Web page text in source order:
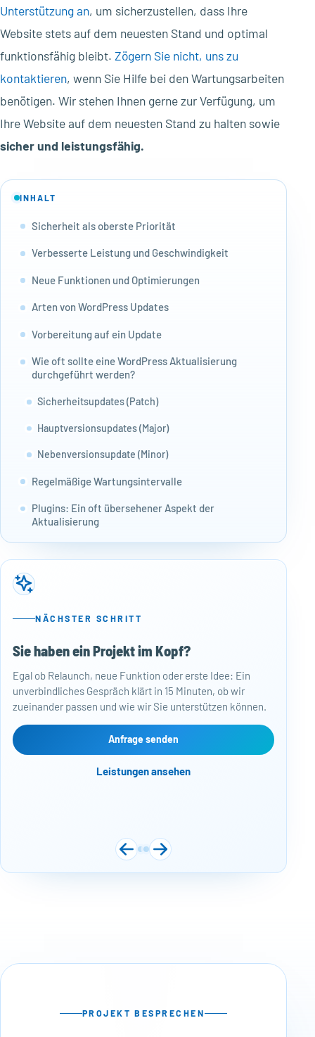
Unterstützung an, um sicherzustellen, dass Ihre
Website stets auf dem neuesten Stand und optimal
funktionsfähig bleibt. Zögern Sie nicht, uns zu
kontaktieren, wenn Sie Hilfe bei den Wartungsarbeiten
benötigen. Wir stehen Ihnen gerne zur Verfügung, um
Ihre Website auf dem neuesten Stand zu halten sowie
sicher und leistungsfähig.
INHALT
Sicherheit als oberste Priorität
Verbesserte Leistung und Geschwindigkeit
Neue Funktionen und Optimierungen
Arten von WordPress Updates
Vorbereitung auf ein Update
Wie oft sollte eine WordPress Aktualisierung
durchgeführt werden?
Sicherheitsupdates (Patch)
Hauptversionsupdates (Major)
Nebenversionsupdate (Minor)
Regelmäßige Wartungsintervalle
Plugins: Ein oft übersehener Aspekt der
Aktualisierung
Häufigkeit von Plugin-Updates
Wartung
Warum Theme-Updates wichtig sind
Häufigkeit von Theme-Updates
NÄCHSTER SCHRITT
Sie haben ein Projekt im Kopf?
Egal ob Relaunch, neue Funktion oder erste Idee: Ein
unverbindliches Gespräch klärt in 15 Minuten, ob wir
zueinander passen und wie wir Sie unterstützen können.
Anfrage senden
Leistungen ansehen
PROJEKT BESPRECHEN